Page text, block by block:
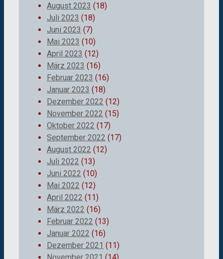
August 2023 (18)
Juli 2023 (18)
Juni 2023 (7)
Mai 2023 (10)
April 2023 (12)
März 2023 (16)
Februar 2023 (16)
Januar 2023 (18)
Dezember 2022 (12)
November 2022 (15)
Oktober 2022 (17)
September 2022 (17)
August 2022 (12)
Juli 2022 (13)
Juni 2022 (10)
Mai 2022 (12)
April 2022 (11)
März 2022 (16)
Februar 2022 (13)
Januar 2022 (16)
Dezember 2021 (11)
November 2021 (14)